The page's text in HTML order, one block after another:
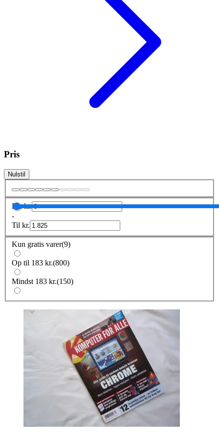
Pris
Nulstil
Frakr.
-
Til kr.
Kun gratis varer(9)
Op til 183 kr.(800)
Mindst 183 kr.(150)